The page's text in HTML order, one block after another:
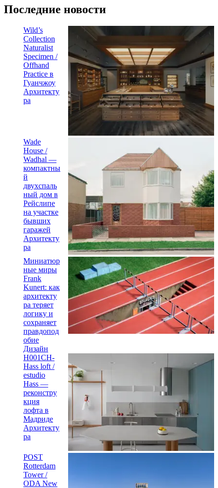
Последние новости
Wild’s
Collection
Naturalist
Specimen /
Offhand
Practice в
Гуанчжоу
Архитекту
ра
Wade
House /
Wadhal —
компактны
й
двухспаль
ный дом в
Рейслипе
на участке
бывших
гаражей
Архитекту
ра
Миниатюр
ные миры
Frank
Kunert: как
архитекту
ра теряет
логику и
сохраняет
правдопод
обие
Дизайн
H001CH-
Hass loft /
estudio
Hass —
реконстру
кция
лофта в
Мадриде
Архитекту
ра
POST
Rotterdam
Tower /
ODA New